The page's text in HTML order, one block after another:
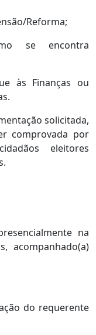
Reforma;
se encontra
às Finanças ou
solicitada,
comprovada por
eleitores
na
acompanhado(a)
do requerente